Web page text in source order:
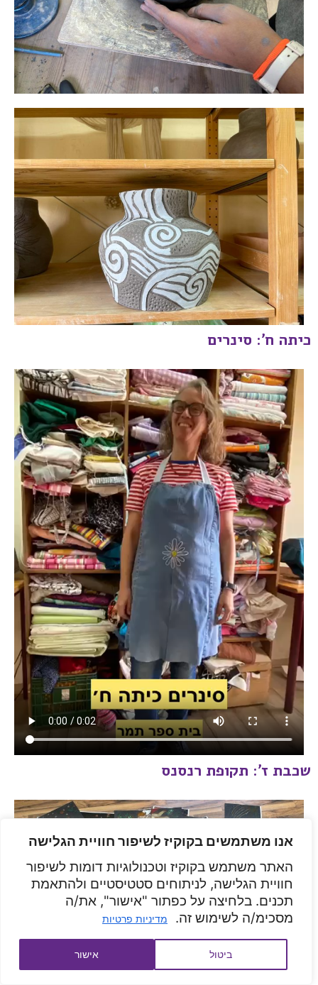
אנו משתמשים בקוקיז לשיפור חוויית הגלישה
האתר משתמש בקוקיז וטכנולוגיות דומות לשיפור
חוויית הגלישה, לניתוחים סטטיסטיים ולהתאמת
תכנים. בלחיצה על כפתור "אישור", את/ה
מסכימ/ה לשימוש זה.
מדיניות פרטיות
ביטול אישור
כיתה ח': סינרים
שכבת ז': תקופת רנסנס